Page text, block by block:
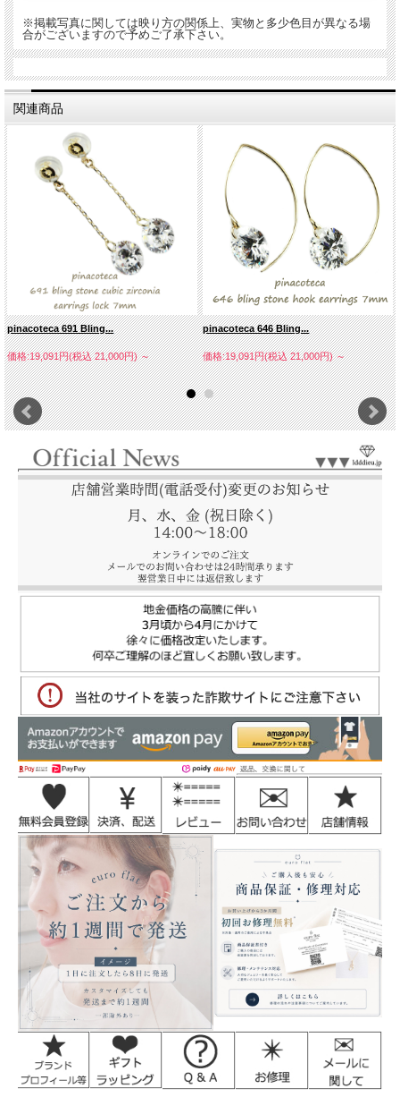
※掲載写真に関しては映り方の関係上、実物と多少色目が異なる場
合がございますので予めご了承下さい。
関連商品
pinacoteca 691 Bling...
価格:19,091円(税込 21,000円)～
pinacoteca 646 Bling...
価格:19,091円(税込 21,000円)～